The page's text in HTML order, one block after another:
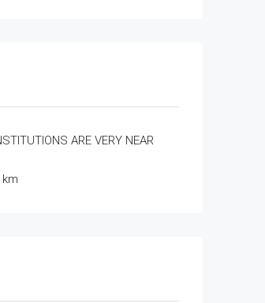
ARE VERY NEAR
km